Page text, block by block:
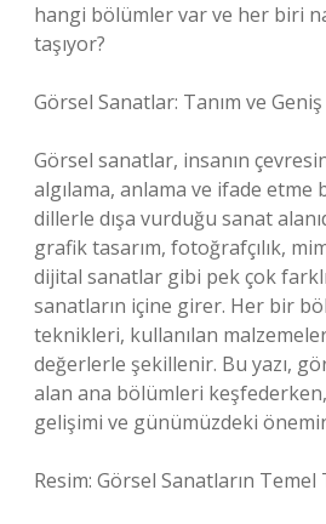
hangi bölümler var ve her biri
taşıyor?
Görsel Sanatlar: Tanım ve
Görsel sanatlar, insanın
algılama, anlama ve ifade etme
dillerle dışa vurduğu sanat
grafik tasarım, fotoğrafçılık,
dijital sanatlar gibi pek çok
sanatların içine girer. Her bir
teknikleri, kullanılan
değerlerle şekillenir. Bu yazı,
alan ana bölümleri
gelişimi ve günümüzdeki
Resim: Görsel Sanatların Temel